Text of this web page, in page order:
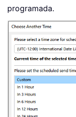
programada.